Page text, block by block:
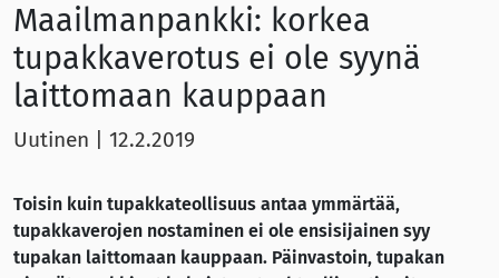
Maailmanpankki: korkea
tupakkaverotus ei ole syynä
laittomaan kauppaan
Uutinen 12.2.2019
Toisin kuin tupakkateollisuus antaa ymmärtää,
tupakkaverojen nostaminen ei ole ensisijainen syy
tupakan laittomaan kauppaan. Päinvastoin, tupakan